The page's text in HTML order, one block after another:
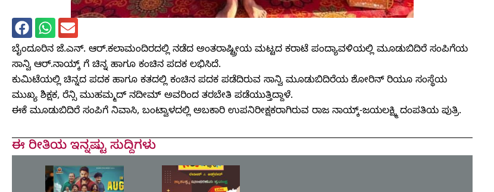
ಬೈಂದೂರಿನ ಜೆ.ಎನ್. ಆರ್.ಕಲಾಮಂದಿರದಲ್ಲಿ ನಡೆದ ಅಂತರಾಷ್ಟ್ರೀಯ ಮಟ್ಟದ ಕರಾಟೆ ಪಂದ್ಯಾವಳಿಯಲ್ಲಿ ಮೂಡುಬಿದಿರೆ ಸಂಪಿಗೆಯ
ಸಾನ್ವಿ ಆರ್.ನಾಯ್ಕ್ ಗೆ ಚಿನ್ನ ಹಾಗೂ ಕಂಚಿನ ಪದಕ ಲಭಿಸಿದೆ.
ಕುಮಿಟೆಯಲ್ಲಿ ಚಿನ್ನದ ಪದಕ ಹಾಗೂ ಕತದಲ್ಲಿ ಕಂಚಿನ ಪದಕ ಪಡೆದಿರುವ ಸಾನ್ವಿ ಮೂಡುಬಿದಿರೆಯ ಶೋರಿನ್ ರಿಯೂ ಸಂಸ್ಥೆಯ
ಮುಖ್ಯ ಶಿಕ್ಷಕ, ರೆನ್ಸಿ ಮುಹಮ್ಮದ್ ನದೀಮ್ ಅವರಿಂದ ತರಬೇತಿ ಪಡೆಯುತ್ತಿದ್ದಾಳೆ.
ಈಕೆ ಮೂಡುಬಿದಿರೆ ಸಂಪಿಗೆ ನಿವಾಸಿ, ಬಂಟ್ವಾಳದಲ್ಲಿ ಅಬಕಾರಿ ಉಪನಿರೀಕ್ಷಕರಾಗಿರುವ ರಾಜ ನಾಯ್ಕ್-ಜಯಲಕ್ಷ್ಮಿ ದಂಪತಿಯ ಪುತ್ರಿ.
ಈ ರೀತಿಯ ಇನ್ನಷ್ಟು ಸುದ್ದಿಗಳು